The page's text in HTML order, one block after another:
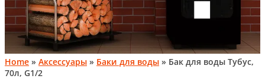
Home » Аксессуары » Баки для воды » Бак для воды Тубус,
70л, G1/2